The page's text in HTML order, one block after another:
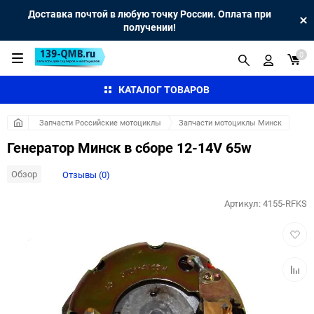
Доставка почтой в любую точку России. Оплата при
получении!
КАТАЛОГ ТОВАРОВ
0
Запчасти Российские мотоциклы Запчасти мотоциклы Минск
Генератор Минск в сборе 12-14V 65w
Обзор Отзывы (0)
Артикул:4155-RFKS